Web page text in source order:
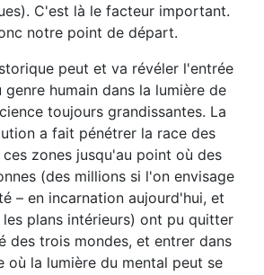
C'est là le facteur important.
notre point de départ.
peut et va révéler l'entrée
humain dans la lumière de
toujours grandissantes. La
a fait pénétrer la race des
ces zones jusqu'au point où des
(des millions si l'on envisage
– en incarnation aujourd'hui, et
les plans intérieurs) ont pu quitter
des trois mondes, et entrer dans
où la lumière du mental peut se